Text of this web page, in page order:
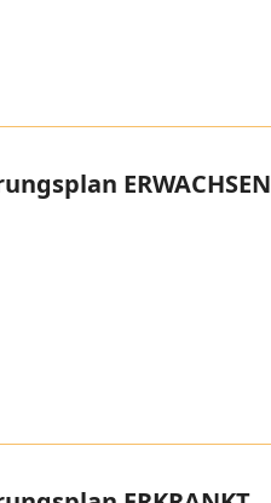
ERWACHSEN